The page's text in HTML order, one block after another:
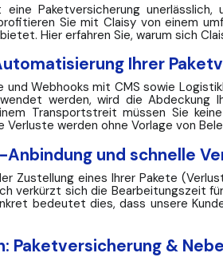
Paketversicherung
Sie mit Claisy von einem
Hier erfahren Sie, warum sich
Ihrer
und Webhooks mit CMS sowie
werden, wird die Abdeckung
Transportstreit müssen Sie
Verluste werden ohne Vorlage von
Anbindung und schnelle
Zustellung eines Ihrer Pakete
verkürzt sich die Bearbeitungszeit
bedeutet dies, dass unsere
Paketversicherung &